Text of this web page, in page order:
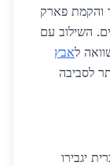
והקמת פארק
השילוב עם
לאבץ
לסביבה
יגבירו